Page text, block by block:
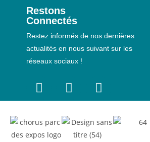
Restons
Connectés
Restez informés de nos dernières
actualités en nous suivant sur les
réseaux sociaux !